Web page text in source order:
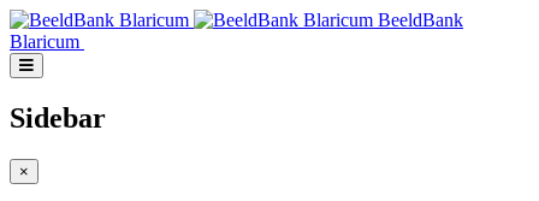
BeeldBank
Blaricum
Sidebar
×